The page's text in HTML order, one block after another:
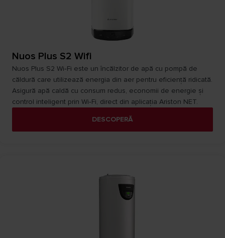
Nuos Plus S2 Wifi
Nuos Plus S2 Wi‑Fi este un încălzitor de apă cu pompă de
căldură care utilizează energia din aer pentru eficiență ridicată.
Asigură apă caldă cu consum redus, economii de energie și
control inteligent prin Wi‑Fi, direct din aplicația Ariston NET.
DESCOPERĂ